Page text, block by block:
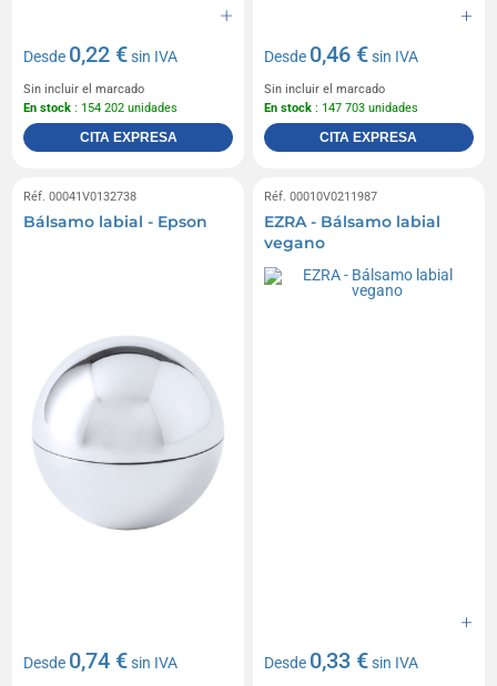
Desde 0,22 €sin IVA
Sin incluir el marcado
En stock : 154 202 unidades
CITA EXPRESA
Desde 0,46 €sin IVA
Sin incluir el marcado
En stock : 147 703 unidades
CITA EXPRESA
Réf. 00041V0132738
Bálsamo labial - Epson
Desde 0,74 €sin IVA
Réf. 00010V0211987
EZRA - Bálsamo labial
vegano
Desde 0,33 €sin IVA